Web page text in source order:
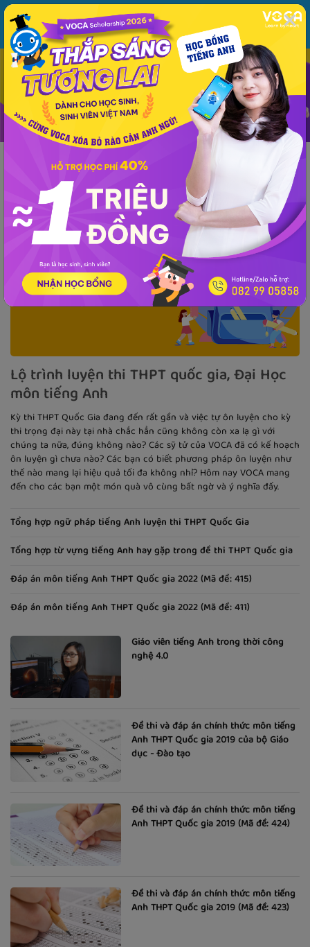
MENU ĐĂNG NHẬP
Từ vựng Ngữ pháp Mẫu câu Học phát âm Luyện viết
Giải đề thi môn tiếng Anh Lớp 10 Lớp 11 Tiếng Anh Lớp 12
Lộ trình luyện thi THPT quốc gia, Đại Học
môn tiếng Anh
Kỳ thi THPT Quốc Gia đang đến rất gần và việc tự ôn luyện cho kỳ
thi trọng đại này tại nhà chắc hẳn cũng không còn xa lạ gì với
chúng ta nữa, đúng không nào? Các sỹ tử của VOCA đã có kế hoạch
ôn luyện gì chưa nào? Các bạn có biết phương pháp ôn luyện như
thế nào mang lại hiệu quả tối đa không nhỉ? Hôm nay VOCA mang
đến cho các bạn một món quà vô cùng bất ngờ và ý nghĩa đấy.
Tổng hợp ngữ pháp tiếng Anh luyện thi THPT Quốc Gia
Tổng hợp từ vựng tiếng Anh hay gặp trong đề thi THPT Quốc gia
Đáp án môn tiếng Anh THPT Quốc gia 2022 (Mã đề: 415)
Đáp án môn tiếng Anh THPT Quốc gia 2022 (Mã đề: 411)
Giáo viên tiếng Anh trong thời công
nghệ 4.0
Đề thi và đáp án chính thức môn tiếng
Anh THPT Quốc gia 2019 của bộ Giáo
dục - Đào tạo
Đề thi và đáp án chính thức môn tiếng
Anh THPT Quốc gia 2019 (Mã đề: 424)
Đề thi và đáp án chính thức môn tiếng
Anh THPT Quốc gia 2019 (Mã đề: 423)